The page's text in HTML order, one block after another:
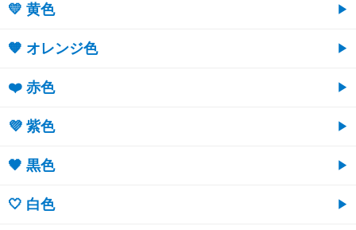
💛 黄色
🧡 オレンジ色
❤️ 赤色
💜 紫色
🖤 黒色
🤍 白色